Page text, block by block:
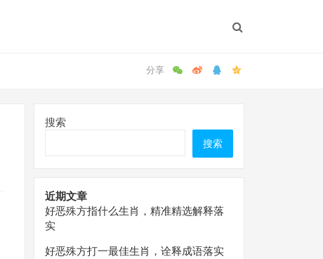
搜索
搜索
近期文章
好恶殊方指什么生肖，精准精选解释落
实
好恶殊方打一最佳生肖，诠释成语落实